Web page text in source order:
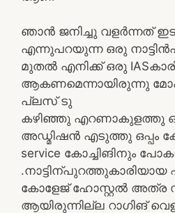
ഞാൻ ജനിച്ചു വളർന്നത്
എന്നുപറയുന്ന ഒരു
മുതൽ എനിക്ക് ഒരു
ആകണമെന്നായിരുന്നു
പ്ലസ് ടു
കഴിഞ്ഞു എറണാകുളത്തു
അഡ്മിഷൻ എടുത്തു ഒപ്പം
service കോച്ചിങിനും
.നാട്ടിന്പുറത്തുകാരിയായ
കോളേജ് ഹോസ്റ്റൽ അത്ര
ആയിരുന്നില്ല റാഗിങ്